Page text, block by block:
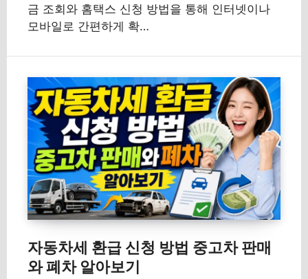
금 조회와 홈택스 신청 방법을 통해 인터넷이나
모바일로 간편하게 확…
자동차세 환급 신청 방법 중고차 판매
와 폐차 알아보기